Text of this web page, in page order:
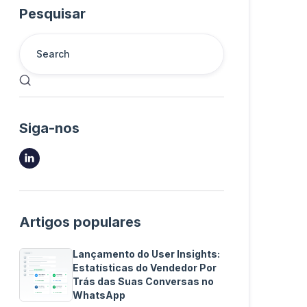
Pesquisar

Siga-nos

Artigos populares
Lançamento do User Insights:
Estatísticas do Vendedor Por
Trás das Suas Conversas no
WhatsApp